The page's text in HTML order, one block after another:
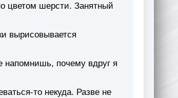
цветом шерсти. Занятный
вырисовывается
почему вдруг я
то некуда. Разве не